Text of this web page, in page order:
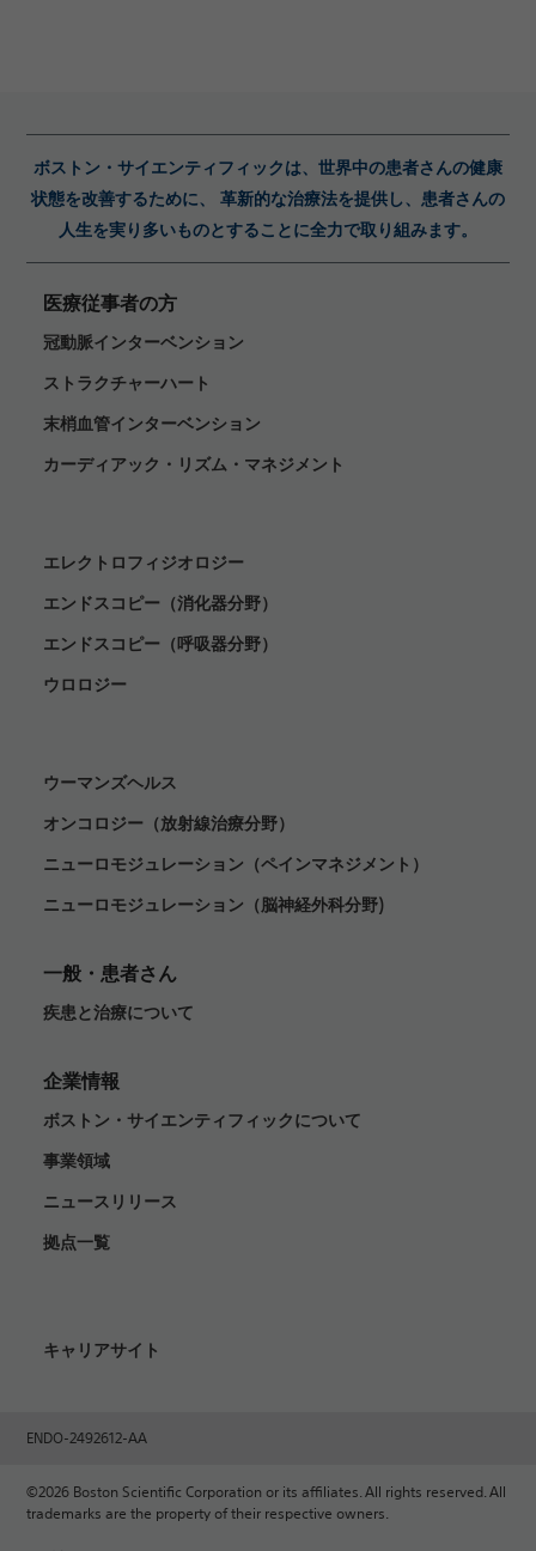
ボストン・サイエンティフィックは、世界中の患者さんの健康
状態を改善するために、 革新的な治療法を提供し、患者さんの
人生を実り多いものとすることに全力で取り組みます。
医療従事者の方
冠動脈インターベンション
ストラクチャーハート
末梢血管インターベンション
カーディアック・リズム・マネジメント
エレクトロフィジオロジー
エンドスコピー（消化器分野）
エンドスコピー（呼吸器分野）
ウロロジー
ウーマンズヘルス
オンコロジー（放射線治療分野）
ニューロモジュレーション（ペインマネジメント）
ニューロモジュレーション（脳神経外科分野)
一般・患者さん
疾患と治療について
企業情報
ボストン・サイエンティフィックについて
事業領域
ニュースリリース
拠点一覧
キャリアサイト
ENDO-2492612-AA
©2026 Boston Scientific Corporation or its affiliates. All rights reserved. All
trademarks are the property of their respective owners.